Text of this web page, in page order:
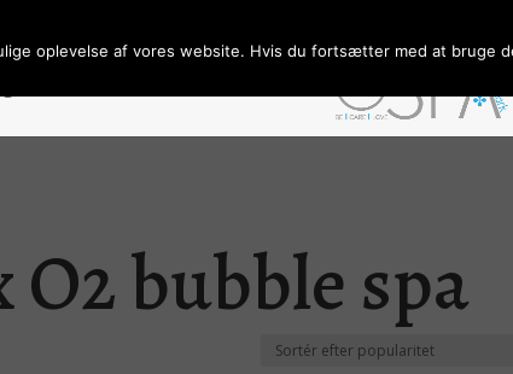
O2 bubble spa
oplevelse af vores website. Hvis du fortsætter med at bruge